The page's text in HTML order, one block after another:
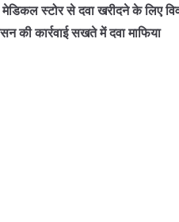
मेडिकल स्टोर से दवा खरीदने के लिए
की कार्रवाई सखते में दवा माफिया